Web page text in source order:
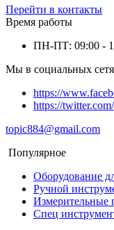
Перейти в контакты
Время работы
ПН-ПТ: 09:00 -
Мы в социальных
https://
https://
topic884@gmail.com
Популярное
Оборудование
Ручной
Измерительные
Спец